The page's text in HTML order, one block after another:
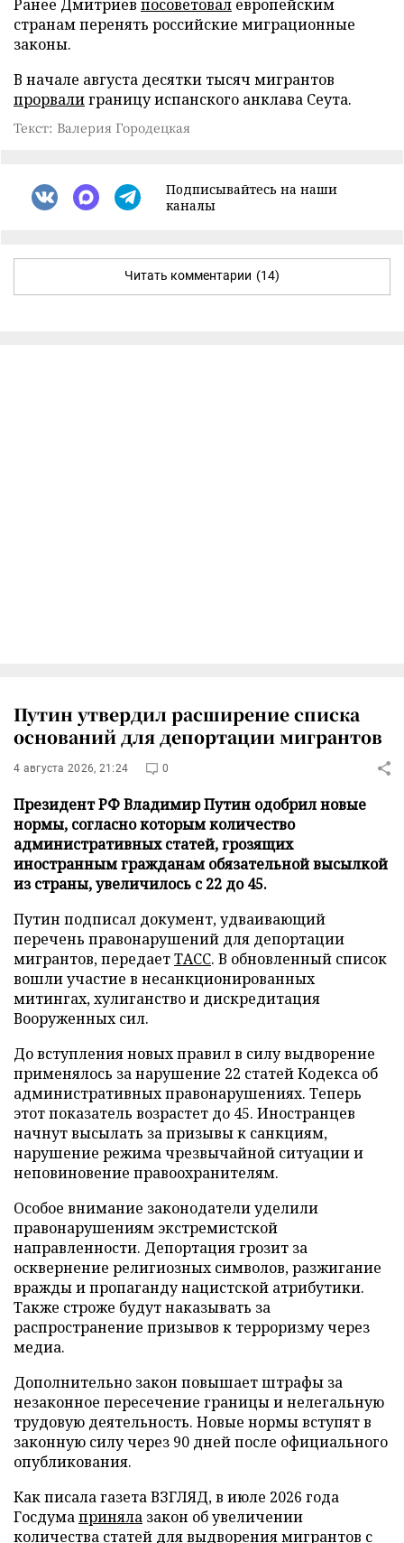
Ранее Дмитриев посоветовал европейским
странам перенять российские миграционные
законы.
В начале августа десятки тысяч мигрантов
прорвалиграницу испанского анклава Сеута.
Текст: Валерия Городецкая
Подписывайтесь на наши
каналы
Читать комментарии (14)
Путин утвердил расширение списка
оснований для депортации мигрантов
4 августа 2026, 21:24 0
Президент РФ Владимир Путин одобрил новые
нормы, согласно которым количество
административных статей, грозящих
иностранным гражданам обязательной высылкой
из страны, увеличилось с 22 до 45.
Путин подписал документ, удваивающий
перечень правонарушений для депортации
мигрантов, передаетТАСС. В обновленный список
вошли участие в несанкционированных
митингах, хулиганство и дискредитация
Вооруженных сил.
До вступления новых правил в силу выдворение
применялось за нарушение 22 статей Кодекса об
административных правонарушениях. Теперь
этот показатель возрастет до 45. Иностранцев
начнут высылать за призывы к санкциям,
нарушение режима чрезвычайной ситуации и
неповиновение правоохранителям.
Особое внимание законодатели уделили
правонарушениям экстремистской
направленности. Депортация грозит за
осквернение религиозных символов, разжигание
вражды и пропаганду нацистской атрибутики.
Также строже будут наказывать за
распространение призывов к терроризму через
медиа.
Дополнительно закон повышает штрафы за
незаконное пересечение границы и нелегальную
трудовую деятельность. Новые нормы вступят в
законную силу через 90 дней после официального
опубликования.
Как писала газета ВЗГЛЯД, в июле 2026 года
Госдумаприняла закон об увеличении
количества статей для выдворения мигрантов с